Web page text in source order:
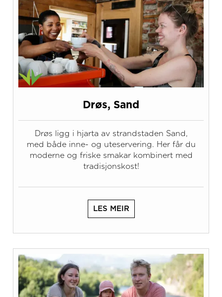
Drøs, Sand
Drøs ligg i hjarta av strandstaden Sand,
med både inne- og uteservering. Her får du
moderne og friske smakar kombinert med
tradisjonskost!
LES MEIR